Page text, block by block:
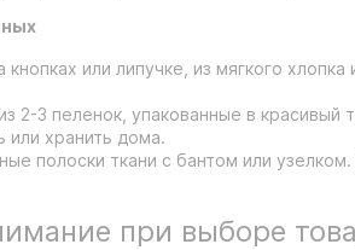
или липучке, из мягкого
2-3 пеленок, упакованные в красивый
или хранить дома.
полоски ткани с бантом или
при выборе